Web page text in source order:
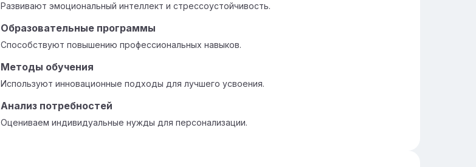
Развивают эмоциональный интеллект и стрессоустойчивость.
Образовательные программы
Способствуют повышению профессиональных навыков.
Методы обучения
Используют инновационные подходы для лучшего усвоения.
Анализ потребностей
Оцениваем индивидуальные нужды для персонализации.